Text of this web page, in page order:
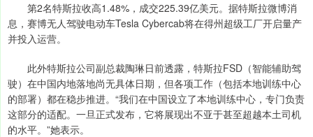
第2名特斯拉收高1.48%，成交225.39亿美元。据特斯拉微博消
息，赛博无人驾驶电动车Tesla Cybercab将在得州超级工厂开启量产
并投入运营。
此外特斯拉公司副总裁陶琳日前透露，特斯拉FSD（智能辅助驾
驶）在中国内地落地尚无具体日期，但各项工作（包括本地训练中心
的部署）都在稳步推进。“我们在中国设立了本地训练中心，专门负责
这部分的适配。一旦正式发布，它将展现出不亚于甚至超越本土司机
的水平。”她表示。